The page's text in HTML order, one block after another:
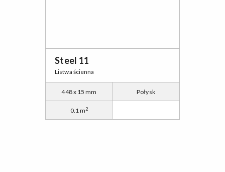
Steel 11
Listwa ścienna
448 x 15 mm Połysk
0.1 m2